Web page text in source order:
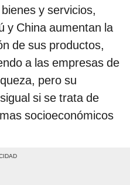
y servicios,
y China aumentan la
de sus productos,
a las empresas de
pero su
si se trata de
socioeconómicos